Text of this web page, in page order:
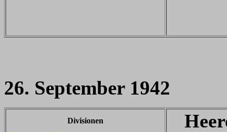
26. September 1942
Divisionen